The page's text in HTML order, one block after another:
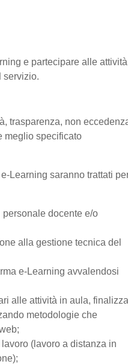
e partecipare alle
servizio.
trasparenza, non
meglio specificato
Learning saranno trattati
docente e/o
alla gestione tecnica del
e-Learning avvalendosi
alle attività in aula,
metodologie che
(lavoro a distanza in